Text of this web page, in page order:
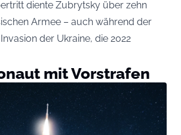
diente Zubrytsky über zehn
Armee – auch während der
der Ukraine, die 2022
mit Vorstrafen